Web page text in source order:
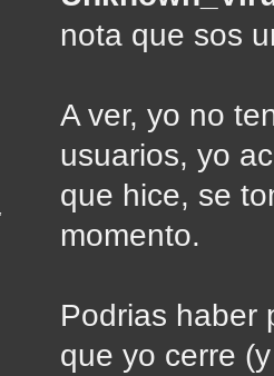
nota que sos
A ver, yo no
usuarios, yo
que hice, se
momento.
Podrias haber
que yo cerre